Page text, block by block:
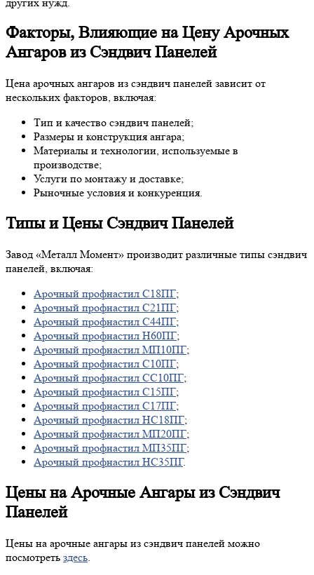
Факторы, Влияющие на Цену Арочных
Ангаров из Сэндвич Панелей
Цена арочных ангаров из сэндвич панелей зависит от
нескольких факторов, включая:
Тип и качество сэндвич панелей;
Размеры и конструкция ангара;
Материалы и технологии, используемые в
производстве;
Услуги по монтажу и доставке;
Рыночные условия и конкуренция.
Типы и Цены Сэндвич Панелей
Завод «Металл Момент» производит различные типы сэндвич
панелей, включая:
Арочный профнастил С18ПГ;
Арочный профнастил С21ПГ;
Арочный профнастил С44ПГ;
Арочный профнастил Н60ПГ;
Арочный профнастил МП10ПГ;
Арочный профнастил С10ПГ;
Арочный профнастил СС10ПГ;
Арочный профнастил С15ПГ;
Арочный профнастил С17ПГ;
Арочный профнастил НС18ПГ;
Арочный профнастил МП20ПГ;
Арочный профнастил МП35ПГ;
Арочный профнастил НС35ПГ.
Цены на Арочные Ангары из Сэндвич
Панелей
Цены на арочные ангары из сэндвич панелей можно
посмотреть здесь.